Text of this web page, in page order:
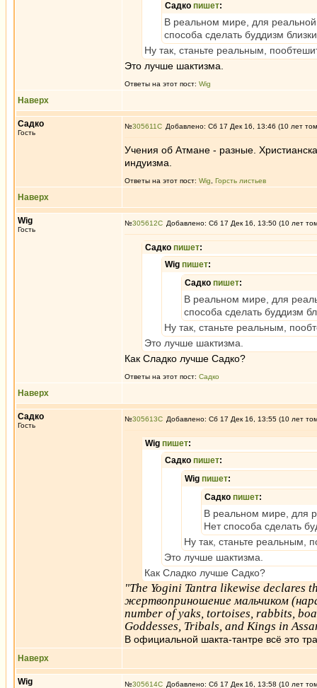
Садко пишет:
В реальном мире, для
способа сделать буддизм
Ну так, станьте реальным,
Это лучше шактизма.
Ответы на этот пост: Wig
Наверх
Садко
Гость
№305611 Добавлено: Сб 17 Дек 16, 13:46 (10 лет
Учения об Атмане - разные.
индуизма.
Ответы на этот пост: Wig Горсть листьев
Наверх
Wig
Гость
№305612 Добавлено: Сб 17 Дек 16, 13:50 (10 лет
Садко пишет:
Wig пишет:
Садко пишет:
В реальном мире, для
способа сделать буддизм
Ну так, станьте реальным,
Это лучше шактизма.
Как Сладко лучше Садко?
Ответы на этот пост: Садко
Наверх
Садко
Гость
№305613 Добавлено: Сб 17 Дек 16, 13:55 (10 лет
Wig пишет:
Садко пишет:
Wig пишет:
Садко пишет:
В реальном мире, для
Нет способа сделать
Ну так, станьте реальным,
Это лучше шактизма.
Как Сладко лучше Садко?
"The Yogini Tantra likewise declares
жертвоприношение мальчиком
number of yaks, tortoises, rabbits,
Goddesses, Tribals, and Kings in
В официальной шакта-тантре всё это
Наверх
Wig №305614 Добавлено: Сб 17 Дек 16, 13:58 (10 лет